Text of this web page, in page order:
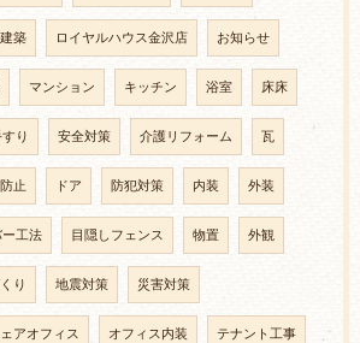
築 ロイヤルハウス金沢店 お知らせ
マンション キッチン 浴室 床床
り 安全対策 介護リフォーム 瓦
止 ドア 防犯対策 内装 外装
ー工法 目隠しフェンス 物置 外観
り 地震対策 災害対策
アオフィス オフィス内装 テナント工事